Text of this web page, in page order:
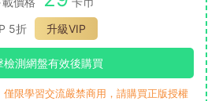
5折
升級VIP
檢測網盤有效後購買
限學習交流嚴禁商用，請購買正版授權